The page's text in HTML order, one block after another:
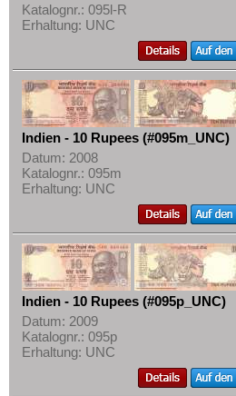
Sri Lanka
Straits Settlements
Südkorea
Syrien
Tadschikistan
Taiwan
Thailand
Turkmenistan
Usbekistan
Vereinigte Arabische Emirate
Vietnam
Vietnam Süd
Katalognr.: 095l-R
Erhaltung: UNC
Indien - 10 Rupees (#095m_UNC)
Datum: 2008
Katalognr.: 095m
Erhaltung: UNC
Indien - 10 Rupees (#095p_UNC)
Datum: 2009
Katalognr.: 095p
Erhaltung: UNC